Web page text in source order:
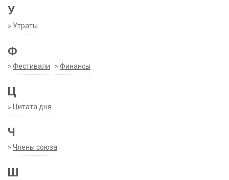
У
» Утраты
Ф
» Фестивали » Финансы
Ц
» Цитата дня
Ч
» Члены союза
Ш